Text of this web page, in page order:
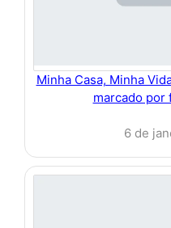
Minha Casa, Minha
marcado por
6 de